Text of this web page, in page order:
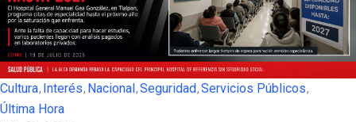
Cultura Interés Nacional Seguridad Servicios Públicos
Última Hora